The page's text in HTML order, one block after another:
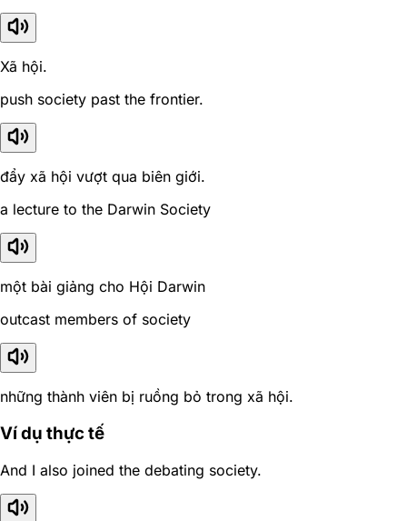
Xã hội.
push society past the frontier.
đẩy xã hội vượt qua biên giới.
a lecture to the Darwin Society
một bài giảng cho Hội Darwin
outcast members of society
những thành viên bị ruồng bỏ trong xã hội.
Ví dụ thực tế
And I also joined the debating society.